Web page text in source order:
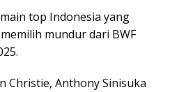
top Indonesia yang
mundur dari BWF
Christie, Anthony Sinisuka